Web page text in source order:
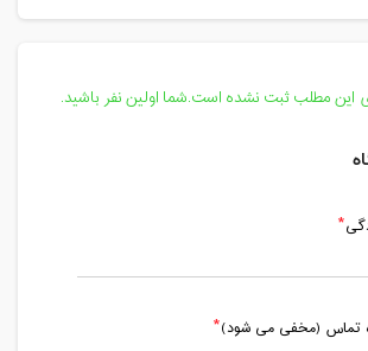
این مطلب ثبت نشده است.شما اولین نفر باشید.
تماس (مخفی می شود)